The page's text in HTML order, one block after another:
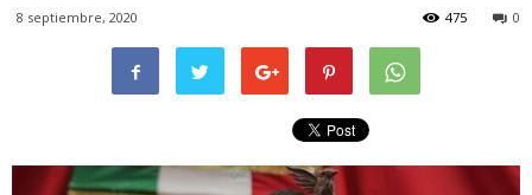
8 septiembre, 2020 0
475